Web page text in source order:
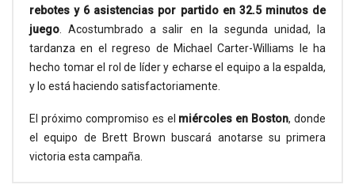
rebotes y 6 asistencias por partido en 32.5 minutos de
juego. Acostumbrado a salir en la segunda unidad, la
tardanza en el regreso de Michael Carter-Williams le ha
hecho tomar el rol de líder y echarse el equipo a la espalda,
y lo está haciendo satisfactoriamente.
El próximo compromiso es el miércoles en Boston, donde
el equipo de Brett Brown buscará anotarse su primera
victoria esta campaña.